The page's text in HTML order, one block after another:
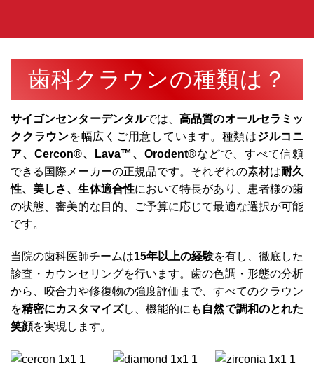
歯科クラウンの種類は？
サイゴンセンターデンタルでは、高品質のオールセラミッ
ククラウンを幅広くご用意しています。種類はジルコニ
ア、Cercon®、Lava™、Orodent®などで、すべて信頼
できる国際メーカーの正規品です。それぞれの素材は耐久
性、美しさ、生体適合性において特長があり、患者様の歯
の状態、審美的な目的、ご予算に応じて最適な選択が可能
です。
当院の歯科医師チームは15年以上の経験を有し、徹底した
診査・カウンセリングを行います。歯の色調・形態の分析
から、咬合力や修復物の強度評価まで、すべてのクラウン
を精密にカスタマイズし、機能的にも 自然で調和のとれた
笑顔を実現します。